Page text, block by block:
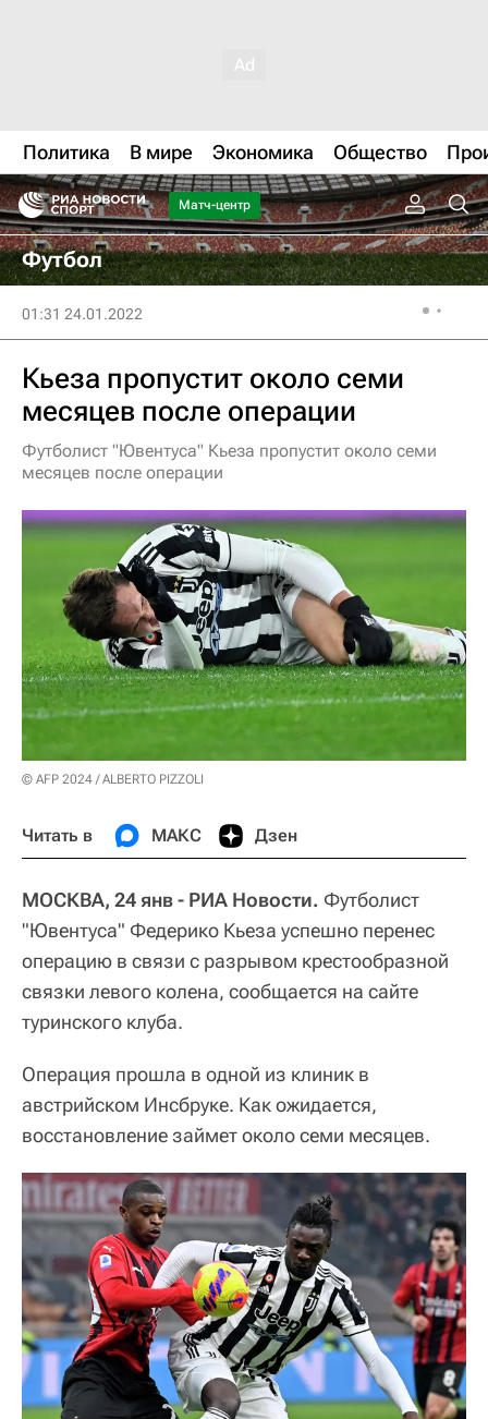
Политика В мире Экономика Общество
Матч-центр
Футбол
01:31 24.01.2022
Кьеза пропустит около семи
месяцев после операции
Футболист "Ювентуса" Кьеза пропустит около семи
месяцев после операции
© AFP 2024 / ALBERTO PIZZOLI
Читать в МАКС Дзен
МОСКВА, 24 янв - РИА Новости. Футболист
"Ювентуса" Федерико Кьеза успешно перенес
операцию в связи с разрывом крестообразной
связки левого колена, сообщается на сайте
туринского клуба.
Операция прошла в одной из клиник в
австрийском Инсбруке. Как ожидается,
восстановление займет около семи месяцев.